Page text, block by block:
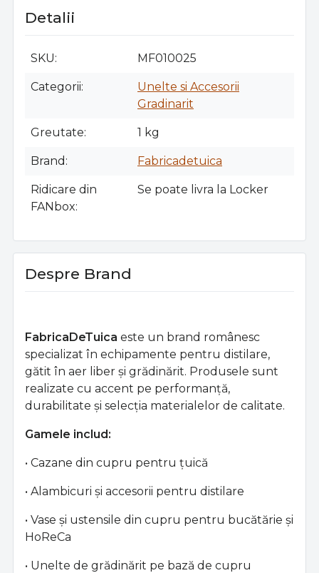
Detalii
SKU MF010025
Categorii
Unelte si Accesorii
Gradinarit
Greutate 1 kg
Brand Fabricadetuica
Ridicare din
FANbox
Se poate livra la Locker
Despre Brand
FabricaDeTuica este un brand românesc
specializat în echipamente pentru distilare,
gătit în aer liber și grădinărit. Produsele sunt
realizate cu accent pe performanță,
durabilitate și selecția materialelor de calitate.
Gamele includ:
• Cazane din cupru pentru țuică
• Alambicuri și accesorii pentru distilare
• Vase și ustensile din cupru pentru bucătărie și
HoReCa
• Unelte de grădinărit pe bază de cupru